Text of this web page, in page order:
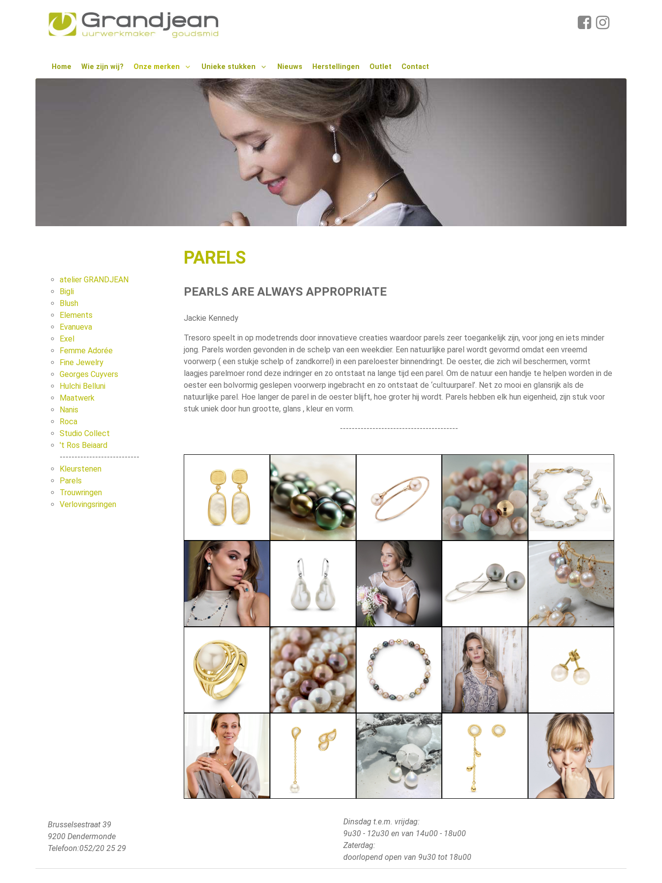
Home Wie zijn wij? Onze merken Unieke stukken Nieuws Herstellingen Outlet Contact
atelier GRANDJEAN
Bigli
Blush
Elements
Evanueva
Exel
Femme Adorée
Fine Jewelry
Georges Cuyvers
Hulchi Belluni
Maatwerk
Nanis
Roca
Studio Collect
't Ros Beiaard
---------------------------
Kleurstenen
Parels
Trouwringen
Verlovingsringen
PARELS
PEARLS ARE ALWAYS APPROPRIATE
Jackie Kennedy
Tresoro speelt in op modetrends door innovatieve creaties waardoor parels zeer toegankelijk zijn, voor jong en iets minder
jong. Parels worden gevonden in de schelp van een weekdier. Een natuurlijke parel wordt gevormd omdat een vreemd
voorwerp ( een stukje schelp of zandkorrel) in een pareloester binnendringt. De oester, die zich wil beschermen, vormt
laagjes parelmoer rond deze indringer en zo ontstaat na lange tijd een parel. Om de natuur een handje te helpen worden in de
oester een bolvormig geslepen voorwerp ingebracht en zo ontstaat de ‘cultuurparel’. Net zo mooi en glansrijk als de
natuurlijke parel. Hoe langer de parel in de oester blijft, hoe groter hij wordt. Parels hebben elk hun eigenheid, zijn stuk voor
stuk uniek door hun grootte, glans , kleur en vorm.
----------------------------------------
Brusselsestraat 39
9200 Dendermonde
Telefoon:052/20 25 29
Dinsdag t.e.m. vrijdag:
9u30 - 12u30 en van 14u00 - 18u00
Zaterdag:
doorlopend open van 9u30 tot 18u00